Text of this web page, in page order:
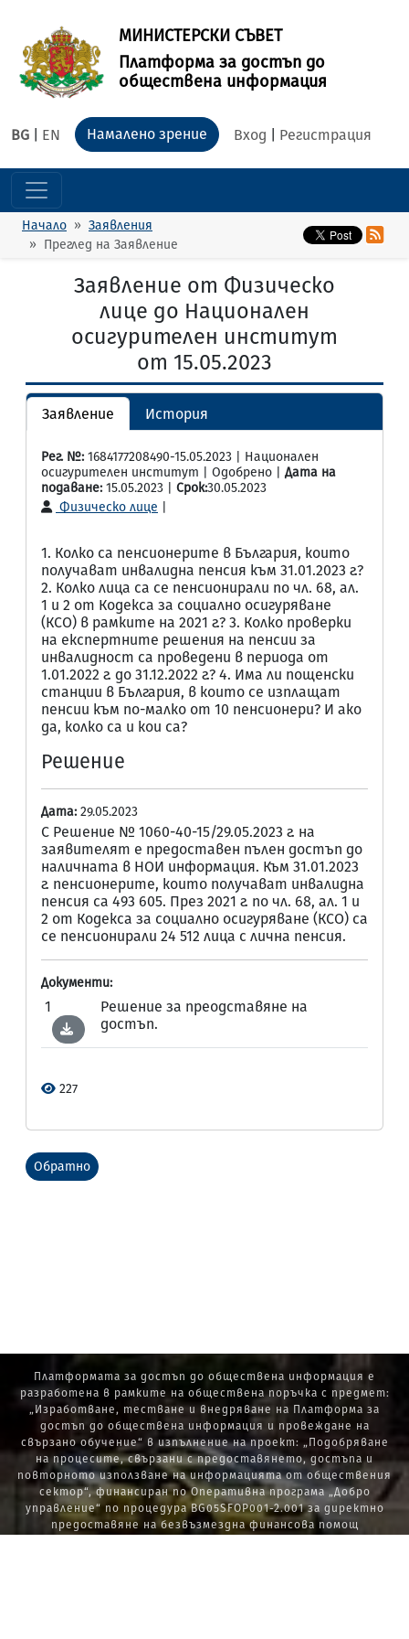
МИНИСТЕРСКИ СЪВЕТ
Платформа за достъп до
обществена информация
BG EN Вход Регистрация
Намалено зрение
Начало
Заявления
Преглед на Заявление
Заявление от Физическо
лице до Национален
осигурителен институт
от 15.05.2023
Заявление История
Рег. №: 1684177208490-15.05.2023 | Национален
осигурителен институт | Одобрено | Дата на
подаване: 15.05.2023 | Срок:30.05.2023
Физическо лице
1. Колко са пенсионерите в България, които
получават инвалидна пенсия към 31.01.2023 г.?
2. Колко лица са се пенсионирали по чл. 68, ал.
1 и 2 от Кодекса за социално осигуряване
(КСО) в рамките на 2021 г.? 3. Колко проверки
на експертните решения на пенсии за
инвалидност са проведени в периода от
1.01.2022 г. до 31.12.2022 г.? 4. Има ли пощенски
станции в България, в които се изплащат
пенсии към по-малко от 10 пенсионери? И ако
да, колко са и кои са?
Решение
Дата: 29.05.2023
С Решение № 1060-40-15/29.05.2023 г. на
заявителят е предоставен пълен достъп до
наличната в НОИ информация. Към 31.01.2023
г. пенсионерите, които получават инвалидна
пенсия са 493 605. През 2021 г. по чл. 68, ал. 1 и
2 от Кодекса за социално осигуряване (КСО) са
се пенсионирали 24 512 лица с лична пенсия.
Документи:
1
Решение за преодставяне на
достъп.
227
Обратно
Платформата за достъп до обществена информация е
разработена в рамките на обществена поръчка с предмет:
„Изработване, тестване и внедряване на Платформа за
достъп до обществена информация и провеждане на
свързано обучение“ в изпълнение на проект: „Подобряване
на процесите, свързани с предоставянето, достъпа и
повторното използване на информацията от обществения
сектор“, финансиран по Оперативна програма „Добро
управление“ по процедура BG05SFOP001-2.001 за директно
предоставяне на безвъзмездна финансова помощ